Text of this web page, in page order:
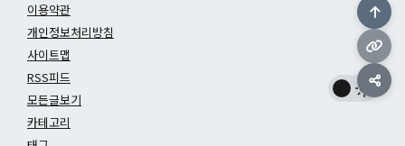
이용약관
개인정보처리방침
사이트맵
RSS피드
모든글보기
카테고리